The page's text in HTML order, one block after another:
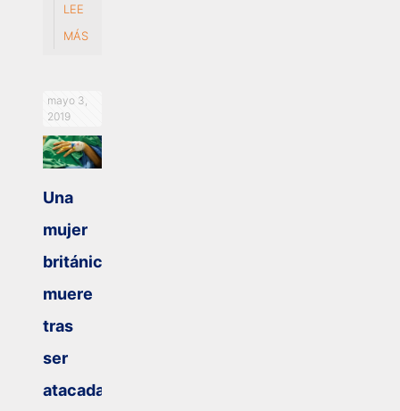
LEE
MÁS
mayo 3,
2019
Una
mujer
británica
muere
tras
ser
atacada